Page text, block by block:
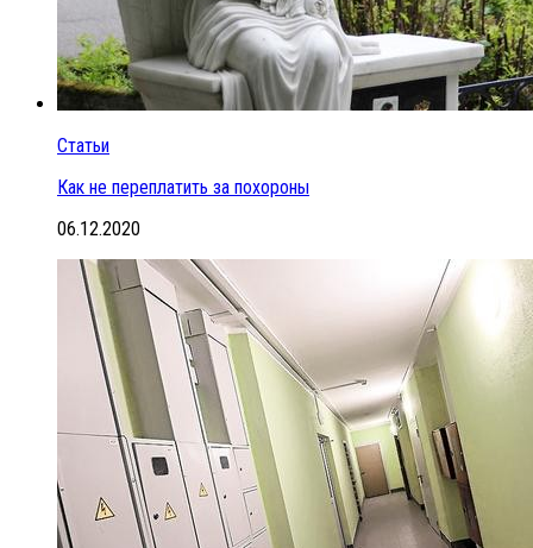
Статьи
Как не переплатить за похороны
06.12.2020